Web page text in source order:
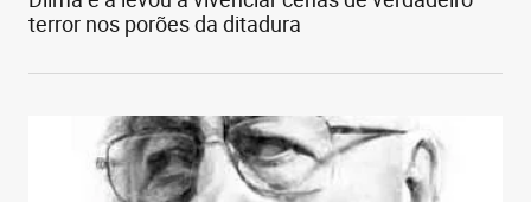
terror nos porões da ditadura